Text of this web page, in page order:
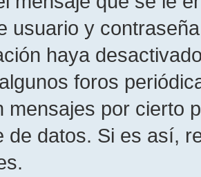
usuario y
haya
foros
mensajes por cierto
de datos. Si es así,